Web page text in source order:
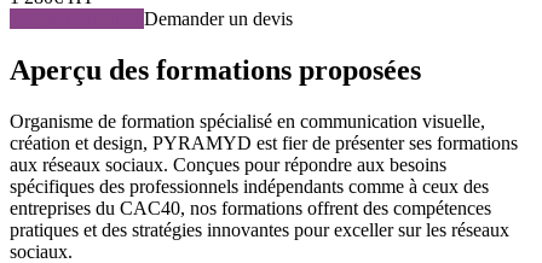
Demander un devis
Aperçu des formations proposées
Organisme de formation spécialisé en communication visuelle,
création et design, PYRAMYD est fier de présenter ses formations
aux réseaux sociaux. Conçues pour répondre aux besoins
spécifiques des professionnels indépendants comme à ceux des
entreprises du CAC40, nos formations offrent des compétences
pratiques et des stratégies innovantes pour exceller sur les réseaux
sociaux.